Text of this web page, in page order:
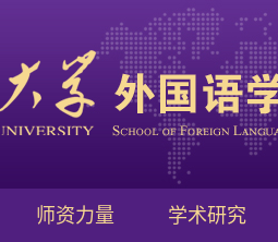
师资力量 学术研究